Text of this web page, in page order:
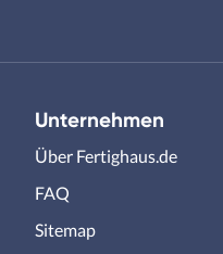
Unternehmen
Über Fertighaus.de
FAQ
Sitemap